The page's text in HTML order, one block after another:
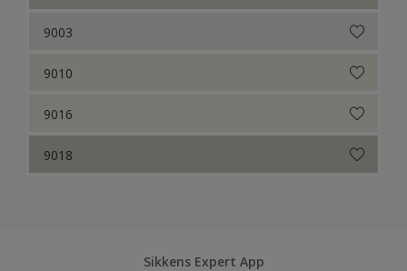
9003
9010
9016
9018
Sikkens Expert App